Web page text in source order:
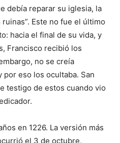
debía reparar su iglesia, la
Este no fue el último
hacia el final de su vida, y
Francisco recibió los
no se creía
eso los ocultaba. San
testigo de estos cuando vio
en 1226. La versión más
el 3 de octubre,